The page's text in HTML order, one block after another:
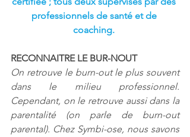
professionnels de santé et de
coaching.
RECONNAITRE LE BUR-NOUT
On retrouve le burn-out le plus souvent
dans le milieu professionnel.
Cependant, on le retrouve aussi dans la
parentalité (on parle de burn-out
parental). Chez Symbi-ose, nous savons